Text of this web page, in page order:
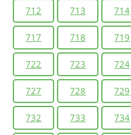
712 713 714
717 718 719
722 723 724
727 728 729
732 733 734